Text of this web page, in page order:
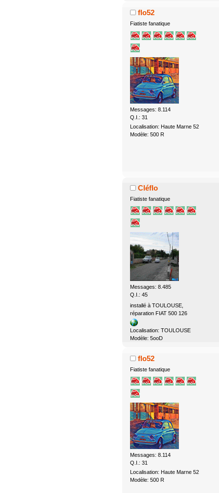
flo52
Fiatiste fanatique
Messages: 8.114
Q.I.: 31
Localisation: Haute Marne 52
Modèle: 500 R
Cléflo
Fiatiste fanatique
Messages: 8.485
Q.I.: 45
installé à TOULOUSE,
réparation FIAT 500 126
Localisation: TOULOUSE
Modèle: 5ooD
flo52
Fiatiste fanatique
Messages: 8.114
Q.I.: 31
Localisation: Haute Marne 52
Modèle: 500 R